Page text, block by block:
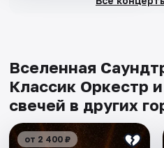
Вселенная
Классик Оркестр
свечей в других
от 2 400 ₽